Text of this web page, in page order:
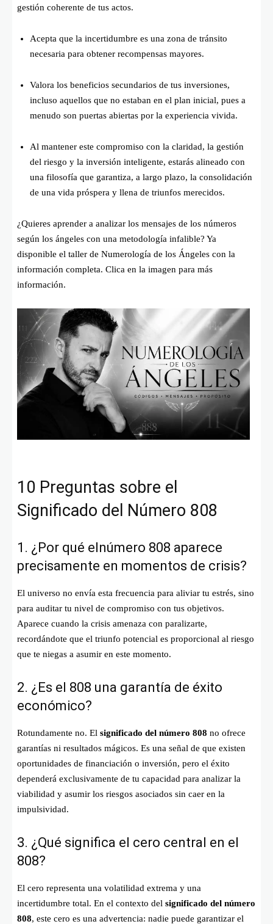
gestión coherente de tus actos.
Acepta que la incertidumbre es una zona de tránsito
necesaria para obtener recompensas mayores.
Valora los beneficios secundarios de tus inversiones,
incluso aquellos que no estaban en el plan inicial, pues a
menudo son puertas abiertas por la experiencia vivida.
Al mantener este compromiso con la claridad, la gestión
del riesgo y la inversión inteligente, estarás alineado con
una filosofía que garantiza, a largo plazo, la consolidación
de una vida próspera y llena de triunfos merecidos.
¿Quieres aprender a analizar los mensajes de los números
según los ángeles con una metodología infalible? Ya
disponible el taller de Numerología de los Ángeles con la
información completa. Clica en la imagen para más
información.
10 Preguntas sobre el
Significado del Número 808
1. ¿Por qué elnúmero 808 aparece
precisamente en momentos de crisis?
El universo no envía esta frecuencia para aliviar tu estrés, sino
para auditar tu nivel de compromiso con tus objetivos.
Aparece cuando la crisis amenaza con paralizarte,
recordándote que el triunfo potencial es proporcional al riesgo
que te niegas a asumir en este momento.
2. ¿Es el 808 una garantía de éxito
económico?
Rotundamente no. El significado del número 808 no ofrece
garantías ni resultados mágicos. Es una señal de que existen
oportunidades de financiación o inversión, pero el éxito
dependerá exclusivamente de tu capacidad para analizar la
viabilidad y asumir los riesgos asociados sin caer en la
impulsividad.
3. ¿Qué significa el cero central en el
808?
El cero representa una volatilidad extrema y una
incertidumbre total. En el contexto del significado del número
808, este cero es una advertencia: nadie puede garantizar el